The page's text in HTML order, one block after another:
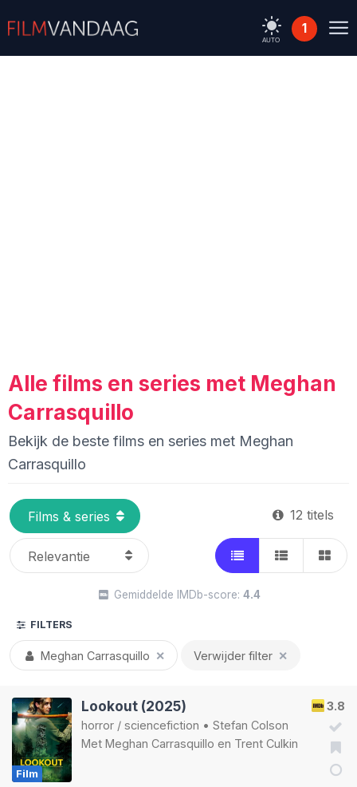
AUTO
1
Alle films en series met Meghan
Carrasquillo
Bekijk de beste films en series met Meghan
Carrasquillo
12 titels
Gemiddelde IMDb-score: 4.4
FILTERS
Meghan Carrasquillo ✕ Verwijder filter ✕
Film
3.8
Lookout (2025)
horror / sciencefiction • Stefan Colson
Met Meghan Carrasquillo en Trent Culkin